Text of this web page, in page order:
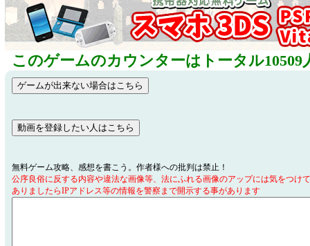
このゲームのカウンターはトータル10509
無料ゲーム攻略、感想を書こう。作者様への批判は禁止！
公序良俗に反する内容や違法な画像等、法にふれる画像のアップには気をつけ
ありましたらIPアドレス等の情報を警察まで開示する事があります